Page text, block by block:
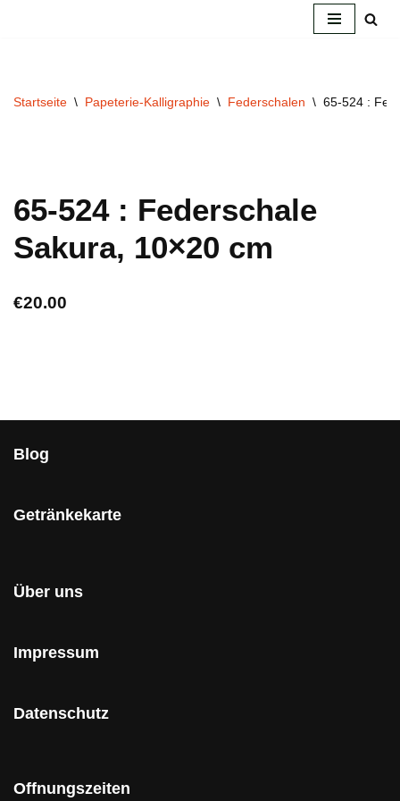
Startseite \ Papeterie-Kalligraphie \ Federschalen \ 65-524 :
65-524 : Federschale
Sakura, 10×20 cm
€20.00
Blog
Getränkekarte
Über uns
Impressum
Datenschutz
Offnungszeiten